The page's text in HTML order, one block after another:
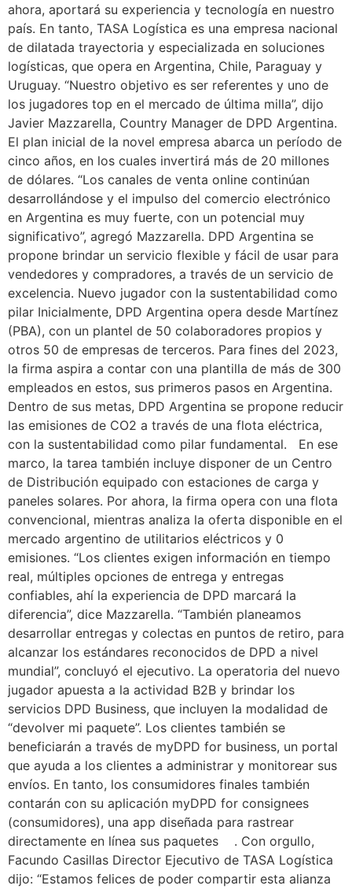
ahora, aportará su experiencia y tecnología en nuestro
país. En tanto, TASA Logística es una empresa nacional
de dilatada trayectoria y especializada en soluciones
logísticas, que opera en Argentina, Chile, Paraguay y
Uruguay. “Nuestro objetivo es ser referentes y uno de
los jugadores top en el mercado de última milla”, dijo
Javier Mazzarella, Country Manager de DPD Argentina.
El plan inicial de la novel empresa abarca un período de
cinco años, en los cuales invertirá más de 20 millones
de dólares. “Los canales de venta online continúan
desarrollándose y el impulso del comercio electrónico
en Argentina es muy fuerte, con un potencial muy
significativo”, agregó Mazzarella. DPD Argentina se
propone brindar un servicio flexible y fácil de usar para
vendedores y compradores, a través de un servicio de
excelencia. Nuevo jugador con la sustentabilidad como
pilar Inicialmente, DPD Argentina opera desde Martínez
(PBA), con un plantel de 50 colaboradores propios y
otros 50 de empresas de terceros. Para fines del 2023,
la firma aspira a contar con una plantilla de más de 300
empleados en estos, sus primeros pasos en Argentina.
Dentro de sus metas, DPD Argentina se propone reducir
las emisiones de CO2 a través de una flota eléctrica,
con la sustentabilidad como pilar fundamental. En ese
marco, la tarea también incluye disponer de un Centro
de Distribución equipado con estaciones de carga y
paneles solares. Por ahora, la firma opera con una flota
convencional, mientras analiza la oferta disponible en el
mercado argentino de utilitarios eléctricos y 0
emisiones. “Los clientes exigen información en tiempo
real, múltiples opciones de entrega y entregas
confiables, ahí la experiencia de DPD marcará la
diferencia”, dice Mazzarella. “También planeamos
desarrollar entregas y colectas en puntos de retiro, para
alcanzar los estándares reconocidos de DPD a nivel
mundial”, concluyó el ejecutivo. La operatoria del nuevo
jugador apuesta a la actividad B2B y brindar los
servicios DPD Business, que incluyen la modalidad de
“devolver mi paquete”. Los clientes también se
beneficiarán a través de myDPD for business, un portal
que ayuda a los clientes a administrar y monitorear sus
envíos. En tanto, los consumidores finales también
contarán con su aplicación myDPD for consignees
(consumidores), una app diseñada para rastrear
directamente en línea sus paquetes . Con orgullo,
Facundo Casillas Director Ejecutivo de TASA Logística
dijo: “Estamos felices de poder compartir esta alianza